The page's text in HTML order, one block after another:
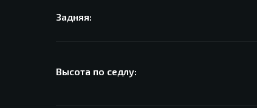
Задняя:
Высота по седлу: